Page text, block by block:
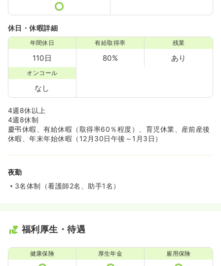
休日・休暇詳細
年間休日
110日
有給取得率
80%
残業
あり
オンコール
なし
4週8休以上
4週8休制
慶弔休暇、有給休暇（取得率60％程度）、育児休業、産前産後
休暇、年末年始休暇（12月30日午後～1月3日）
夜勤
3名体制（看護師2名、助手1名）
福利厚生・待遇
健康保険 厚生年金 雇用保険